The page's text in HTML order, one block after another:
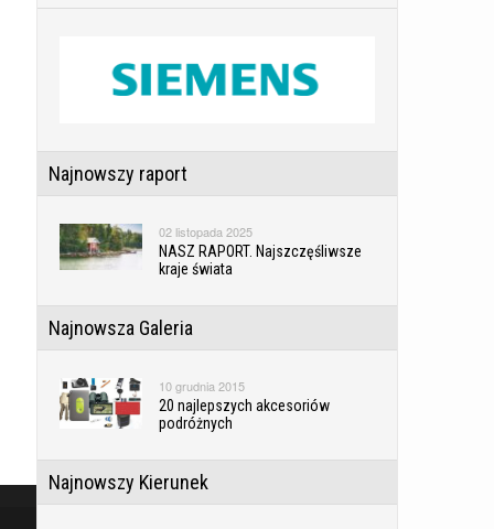
Najnowszy raport
02 listopada 2025
NASZ RAPORT. Najszczęśliwsze
kraje świata
Najnowsza Galeria
10 grudnia 2015
20 najlepszych akcesoriów
podróżnych
Najnowszy Kierunek